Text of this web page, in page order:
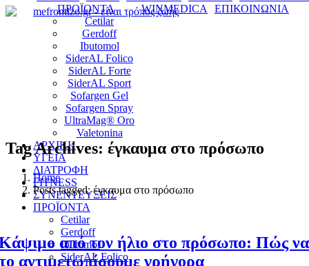
ΠΡΟΪΟΝΤΑ
Cetilar
Gerdoff
Ibutomol
SiderAL Folico
SiderAL Forte
SiderAL Sport
Sofargen Gel
Sofargen Spray
UltraMag® Oro
Valetonina
WINMEDICA ΕΠΙΚΟΙΝΩΝΙΑ
ΑΡΧΙΚΗ
ΥΓΕΙΑ
ΔΙΑΤΡΟΦΗ
FITNESS
ΣΥΝΕΝΤΕΥΞΕΙΣ
ΠΡΟΪΟΝΤΑ
Cetilar
Gerdoff
Ibutomol
SiderAL Folico
Tag Archives: έγκαυμα στο πρόσωπο
Home
Posts tagged: έγκαυμα στο πρόσωπο
από τον ήλιο στο πρόσωπο: Πώς να
αντιμετωπίσουμε γρήγορα